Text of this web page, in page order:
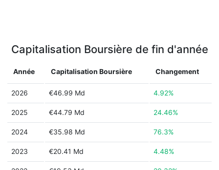
Capitalisation Boursière de fin d'année
Année Capitalisation Boursière Changement
2026 €46.99 Md 4.92%
2025 €44.79 Md 24.46%
2024 €35.98 Md 76.3%
2023 €20.41 Md 4.48%